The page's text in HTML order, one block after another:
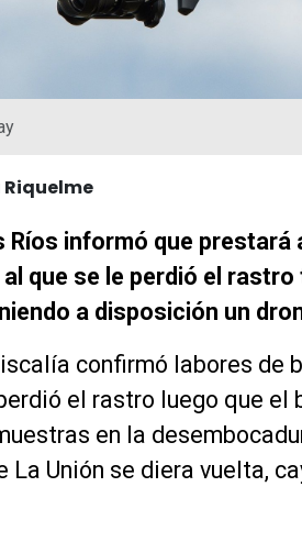
Ríos informó que prestará
que se le perdió el
a disposición un
confirmó labores de
el rastro luego que el
en la
La Unión se diera vuelta,